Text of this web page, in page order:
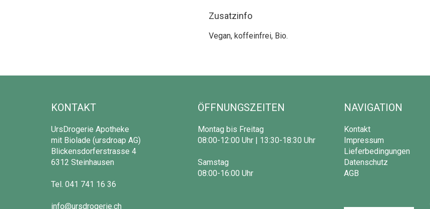
Zusatzinfo
Vegan, koffeinfrei, Bio.
KONTAKT
UrsDrogerie Apotheke
mit Biolade (ursdroap AG)
Blickensdorferstrasse 4
6312 Steinhausen
Tel. 041 741 16 36
info@ursdrogerie.ch
ÖFFNUNGSZEITEN
Montag bis Freitag
08:00-12:00 Uhr | 13:30-18:30 Uhr
Samstag
08:00-16:00 Uhr
NAVIGATION
Kontakt
Impressum
Lieferbedingungen
Datenschutz
AGB